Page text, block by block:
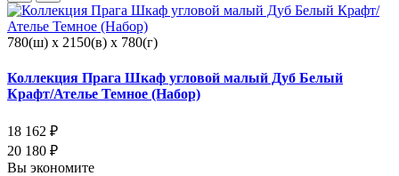
780(ш) x 2150(в) x 780(г)
Коллекция Прага Шкаф угловой малый Дуб Белый
Крафт/Ателье Темное (Набор)
18 162 ₽
20 180 ₽
Вы экономите